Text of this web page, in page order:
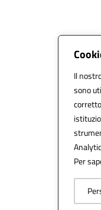
Il
sono
Per